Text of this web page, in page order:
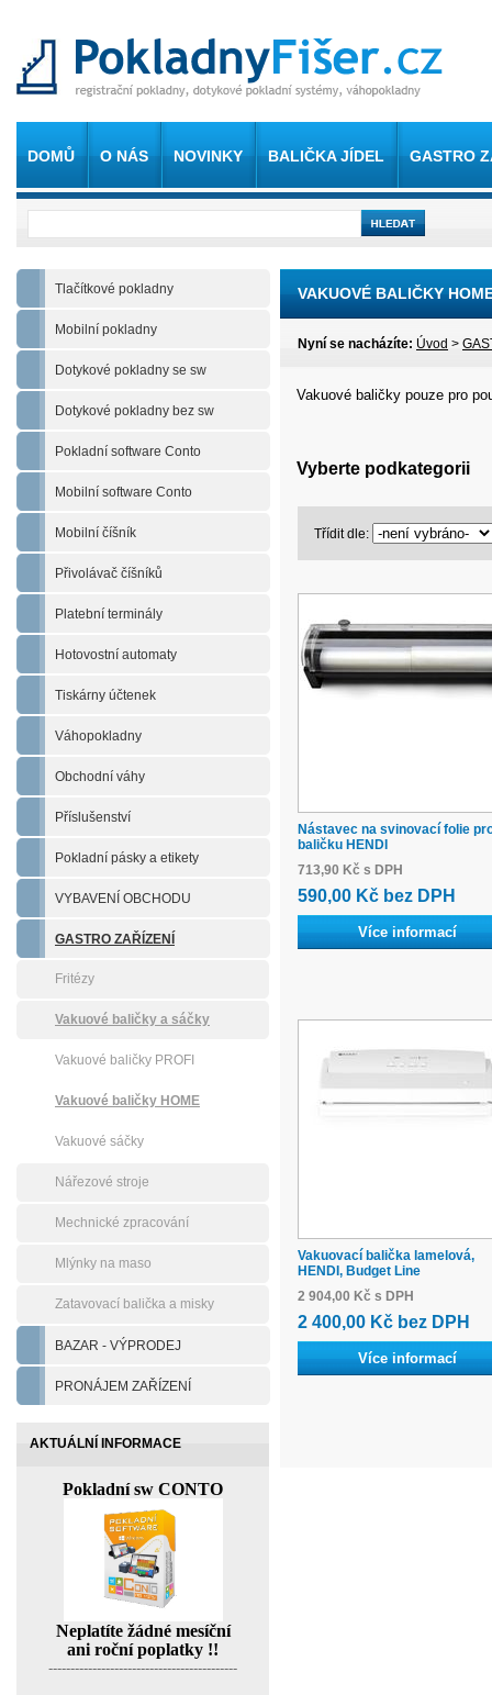
DOMŮ O NÁS NOVINKY BALIČKA JÍDEL GASTRO
Tlačítkové pokladny
Mobilní pokladny
Dotykové pokladny se sw
Dotykové pokladny bez sw
Pokladní software Conto
Mobilní software Conto
Mobilní číšník
Přivolávač číšníků
Platební terminály
Hotovostní automaty
Tiskárny účtenek
Váhopokladny
Obchodní váhy
Příslušenství
Pokladní pásky a etikety
VYBAVENÍ OBCHODU
GASTRO ZAŘÍZENÍ
Fritézy
Vakuové baličky a sáčky
Vakuové baličky PROFI
Vakuové baličky HOME
Vakuové sáčky
Nářezové stroje
Mechnické zpracování
Mlýnky na maso
Zatavovací balička a misky
BAZAR - VÝPRODEJ
PRONÁJEM ZAŘÍZENÍ
AKTUÁLNÍ INFORMACE
Pokladní sw CONTO
Neplatíte žádné mesíční
ani roční poplatky !!
-------------------------------------------
VAKUOVÉ BALIČKY
Nyní se nacházíte: Úvod >
Vakuové baličky pouze pro
Vyberte podkategorii
Třídit dle:
Nástavec na svinovací folie
baličku HENDI
713,90 Kč s DPH
590,00 Kč bez DPH
Více informací
Vakuovací balička lamelová,
HENDI, Budget Line
2 904,00 Kč s DPH
2 400,00 Kč bez DPH
Více informací